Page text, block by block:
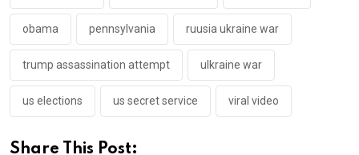
obama pennsylvania ruusia ukraine war
trump assassination attempt ulkraine war
us elections us secret service viral video
Share This Post: